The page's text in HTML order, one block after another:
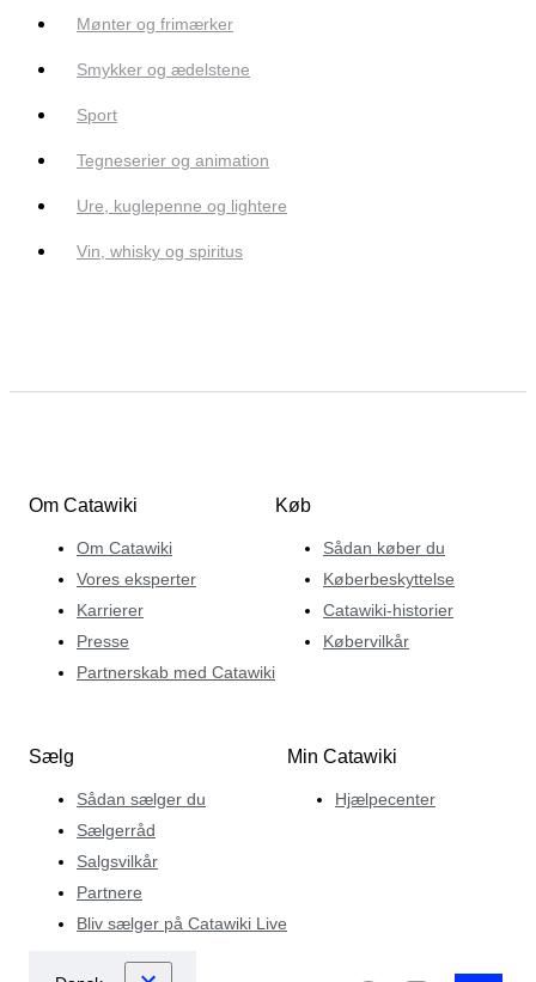
Mønter og frimærker
Smykker og ædelstene
Sport
Tegneserier og animation
Ure, kuglepenne og lightere
Vin, whisky og spiritus
Om Catawiki
Om Catawiki
Vores eksperter
Karrierer
Presse
Partnerskab med Catawiki
Køb
Sådan køber du
Køberbeskyttelse
Catawiki-historier
Købervilkår
Sælg
Sådan sælger du
Sælgerråd
Salgsvilkår
Partnere
Bliv sælger på Catawiki Live
Min Catawiki
Hjælpecenter